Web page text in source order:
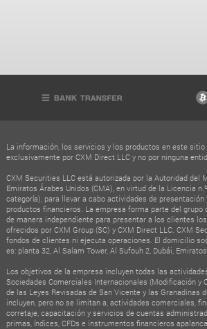
La información, los servicios y los productos en este sitio
exclusivamente por CXM Direct LLC y no por ninguna
CXM Securities LLC está autorizada por la Autoridad del
Emiratos Árabes Unidos (CMA), en virtud de la Licencia
categoría), para llevar a cabo actividades de
productos financieros. La empresa forma parte del grupo
de manera independiente para presentar a los clientes
ofrecidos por CXM Group (SC) y CXM Direct LLC. CXM
fondos de clientes ni ejecuta operaciones. El domicilio
es: planta 32, Al Salam Tower, Al Sufouh 2, Dubái,
Los objetivos de la empresa incluyen todas las
Sociedades Comerciales Internacionales (Modificación y
de las Leyes Revisadas de San Vicente y las Granadinas
incluyen, pero no se limitan a, actividades comerciales,
corretaje, capacitación y servicios de cuentas
primas, índices, CFDs e instrumentos financieros